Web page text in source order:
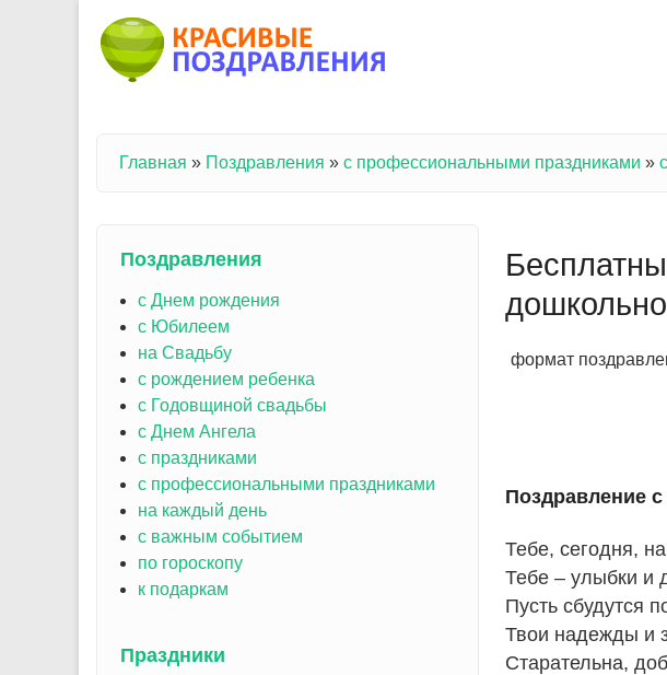
Вы здесь
Главная » Поздравления » с профессиональными праздниками »
формат
Поздравление
Тебе, сегодня,
Тебе – улыбки и
Пусть сбудутся
Твои надежды и
Старательна,
Поздравления
с Днем рождения
с Юбилеем
на Свадьбу
с рождением ребенка
с Годовщиной свадьбы
с Днем Ангела
с праздниками
с профессиональными праздниками
на каждый день
с важным событием
по гороскопу
к подаркам
Праздники